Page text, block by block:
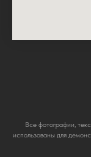
Все фотографии,
использованы для